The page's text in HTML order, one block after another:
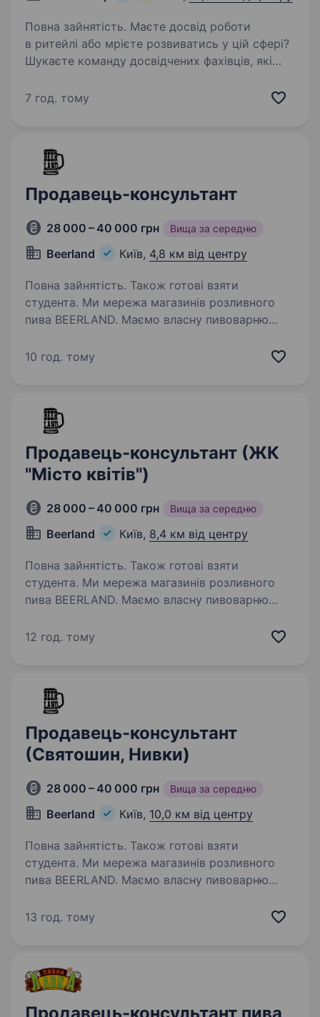
Повна зайнятість. Маєте досвід роботи
в ритейлі або мрієте розвиватись у цій сфері?
Шукаєте команду досвідчених фахівців, які
реалізовують цікаві проєкти та із
7 год. тому
Продавець-консультант
28 000 – 40 000 грн Вища за середню
Beerland Київ, 4,8 км від центру
Повна зайнятість. Також готові взяти
студента. Ми мережа магазинів розливного
пива BEERLAND. Маємо власну пивоварню
інгредієнтів. Запрошуємо в нашу команду,
10 год. тому
Продавець-консультант (ЖК
"Місто квітів")
28 000 – 40 000 грн Вища за середню
Beerland Київ, 8,4 км від центру
Повна зайнятість. Також готові взяти
студента. Ми мережа магазинів розливного
пива BEERLAND. Маємо власну пивоварню
інгредієнтів. Запрошуємо в нашу команду,
12 год. тому
Продавець-консультант
(Святошин, Нивки)
28 000 – 40 000 грн Вища за середню
Beerland Київ, 10,0 км від центру
Повна зайнятість. Також готові взяти
студента. Ми мережа магазинів розливного
пива BEERLAND. Маємо власну пивоварню
інгредієнтів. Запрошуємо в нашу команду,
13 год. тому